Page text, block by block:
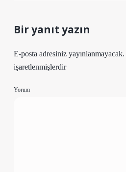
Bir yanıt yazın
E-posta adresiniz yayınlanmayacak.
işaretlenmişlerdir
Yorum